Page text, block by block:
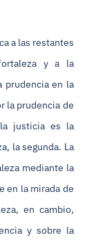
a las restantes
y a la
prudencia en la
la prudencia de
justicia es la
la segunda. La
mediante la
en la mirada de
en cambio,
y sobre la